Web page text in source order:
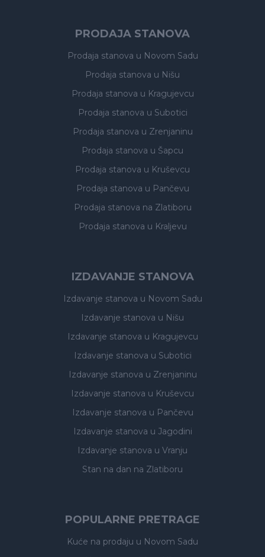
PRODAJA STANOVA
Prodaja stanova u Novom Sadu
Prodaja stanova u Nišu
Prodaja stanova u Kragujevcu
Prodaja stanova u Subotici
Prodaja stanova u Zrenjaninu
Prodaja stanova u Šapcu
Prodaja stanova u Kruševcu
Prodaja stanova u Pančevu
Prodaja stanova na Zlatiboru
Prodaja stanova u Kraljevu
IZDAVANJE STANOVA
Izdavanje stanova u Novom Sadu
Izdavanje stanova u Nišu
Izdavanje stanova u Kragujevcu
Izdavanje stanova u Subotici
Izdavanje stanova u Zrenjaninu
Izdavanje stanova u Kruševcu
Izdavanje stanova u Pančevu
Izdavanje stanova u Jagodini
Izdavanje stanova u Vranju
Stan na dan na Zlatiboru
POPULARNE PRETRAGE
Kuće na prodaju u Novom Sadu